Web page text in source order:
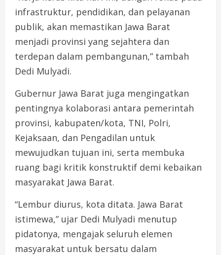
infrastruktur, pendidikan, dan pelayanan
publik, akan memastikan Jawa Barat
menjadi provinsi yang sejahtera dan
terdepan dalam pembangunan,” tambah
Dedi Mulyadi.
Gubernur Jawa Barat juga mengingatkan
pentingnya kolaborasi antara pemerintah
provinsi, kabupaten/kota, TNI, Polri,
Kejaksaan, dan Pengadilan untuk
mewujudkan tujuan ini, serta membuka
ruang bagi kritik konstruktif demi kebaikan
masyarakat Jawa Barat.
“Lembur diurus, kota ditata. Jawa Barat
istimewa,” ujar Dedi Mulyadi menutup
pidatonya, mengajak seluruh elemen
masyarakat untuk bersatu dalam